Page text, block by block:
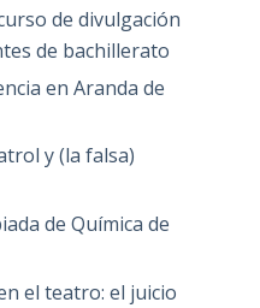
de divulgación
de bachillerato
en Aranda de
y (la falsa)
de Química de
el teatro: el juicio